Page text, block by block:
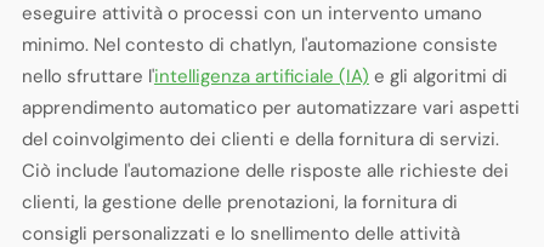
eseguire attività o processi con un intervento umano
minimo. Nel contesto di chatlyn, l'automazione consiste
nello sfruttare l'intelligenza artificiale (IA) e gli algoritmi di
apprendimento automatico per automatizzare vari aspetti
del coinvolgimento dei clienti e della fornitura di servizi.
Ciò include l'automazione delle risposte alle richieste dei
clienti, la gestione delle prenotazioni, la fornitura di
consigli personalizzati e lo snellimento delle attività